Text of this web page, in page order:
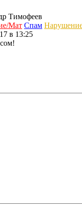
Тимофеев
Мат Спам
в 13:25